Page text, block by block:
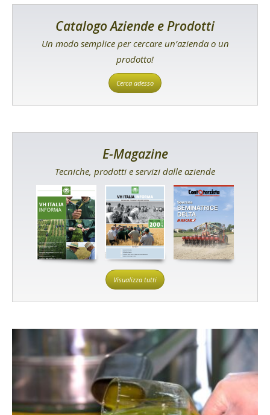
Catalogo Aziende e Prodotti
Un modo semplice per cercare un’azienda o un
prodotto!
Cerca adesso
E-Magazine
Tecniche, prodotti e servizi dalle aziende
Visualizza tutti